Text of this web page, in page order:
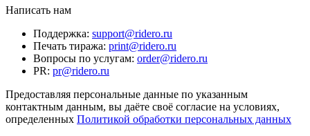
Написать нам
Поддержка: support@ridero.ru
Печать тиража: print@ridero.ru
Вопросы по услугам: order@ridero.ru
PR: pr@ridero.ru
Предоставляя персональные данные по указанным
контактным данным, вы даёте своё согласие на условиях,
определенных Политикой обработки персональных данных